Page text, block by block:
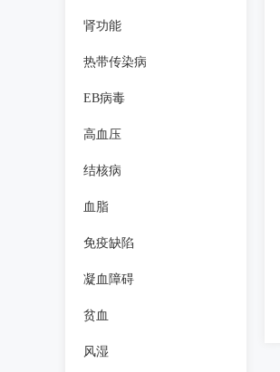
肾功能
热带传染病
EB病毒
高血压
结核病
血脂
免疫缺陷
凝血障碍
贫血
风湿